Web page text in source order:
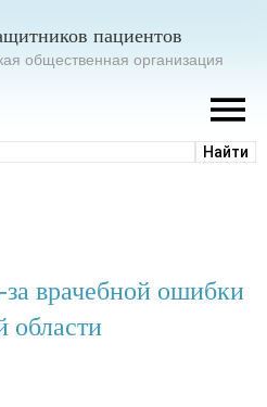
пациентов
общественная организация
врачебной ошибки
области